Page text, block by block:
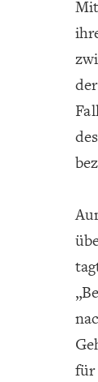
für